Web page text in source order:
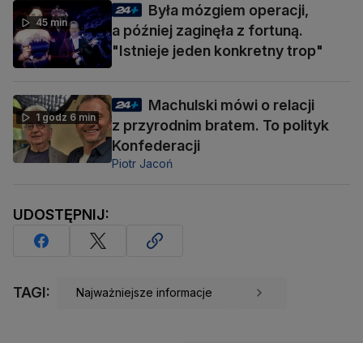
45 min
Była mózgiem operacji,
a później zaginęła z fortuną.
"Istnieje jeden konkretny trop"
1 godz 6 min
Machulski mówi o relacji
z przyrodnim bratem. To polityk
Konfederacji
Piotr Jacoń
UDOSTĘPNIJ:
TAGI: Najważniejsze informacje